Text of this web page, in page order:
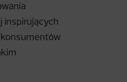
inspirujących
konsumentów